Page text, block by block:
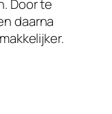
Door te
daarna